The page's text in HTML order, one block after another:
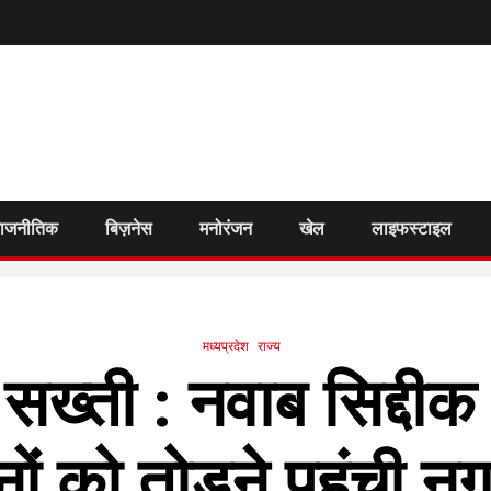
बिज़नेस मनोरंजन खेल लाइफस्टाइल
मध्यप्रदेश राज्य
: नवाब